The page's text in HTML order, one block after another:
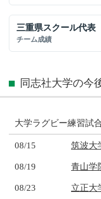
三重県スクール代表
チーム成績
同志社大学の今
大学ラグビー練習試
08/15 筑波大
08/19 青山学
08/23 立正大